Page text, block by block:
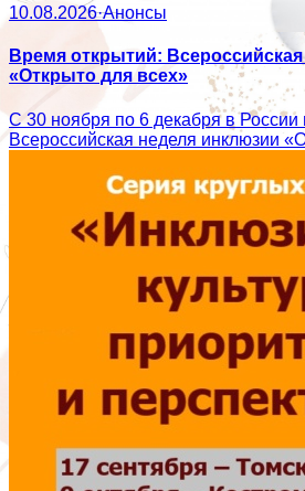
10.08.2026·Анонсы
Время открытий:
«Открыто для всех»
С 30 ноября по 6 декабря в России
Всероссийская неделя инклюзии